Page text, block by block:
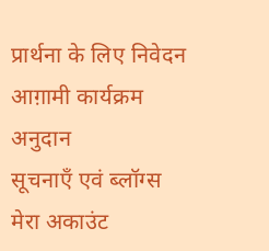
प्रार्थना के लिए निवेदन
आग़ामी कार्यक्रम
अनुदान
सूचनाएँ एवं ब्लॉग्स
मेरा अकाउंट